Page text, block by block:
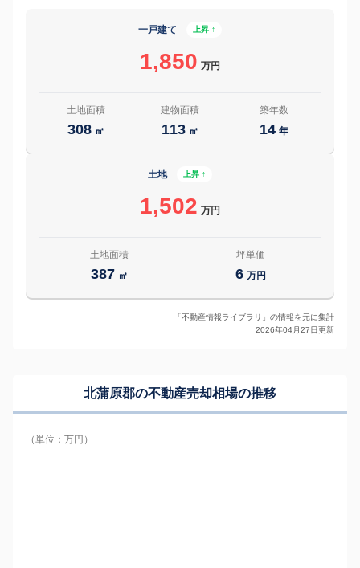
一戸建て 上昇 ↑
1,850 万円
土地面積
308 ㎡
建物面積
113 ㎡
築年数
14 年
土地 上昇 ↑
1,502 万円
土地面積
387 ㎡
坪単価
6 万円
「不動産情報ライブラリ」の情報を元に集計
2026年04月27日更新
北蒲原郡の不動産売却相場の推移
（単位：万円）